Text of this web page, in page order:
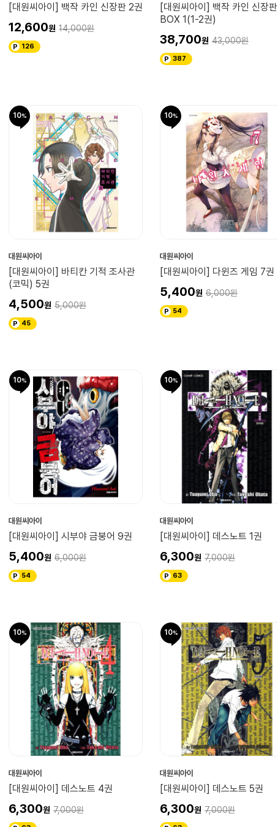
[대원씨아이] 백작 카인 신장판 2권
12,600 14,000
126
[대원씨아이] 백작 카인 신장판
BOX 1(1-2권)
38,700 43,000
387
10
대원씨아이
[대원씨아이] 바티칸 기적 조사관
(코믹) 5권
4,500 5,000
45
10
대원씨아이
[대원씨아이] 다윈즈 게임 7권
5,400 6,000
54
10
대원씨아이
[대원씨아이] 시부야 금붕어 9권
5,400 6,000
54
10
대원씨아이
[대원씨아이] 데스노트 1권
6,300 7,000
63
10
대원씨아이
[대원씨아이] 데스노트 4권
6,300 7,000
10
대원씨아이
[대원씨아이] 데스노트 5권
6,300 7,000